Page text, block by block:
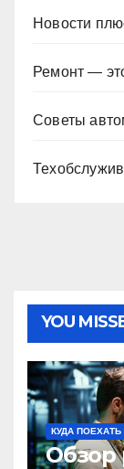
Новости
Ремонт —
Советы
YOU
КУДА ПОЕХАТЬ
Обзор